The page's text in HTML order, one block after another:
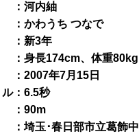
河内紬
かわうち つなで
新3年
長174cm、体重80kg
2007年7月15日
ル：6.5秒
90m
埼玉･春日部市立葛飾中